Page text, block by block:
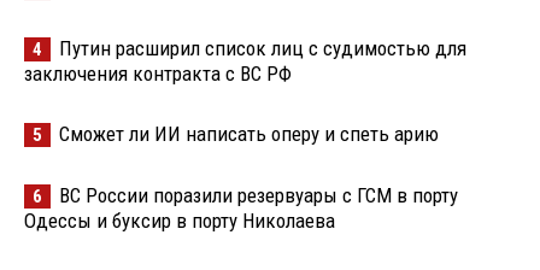
4
Путин расширил список лиц с судимостью для
заключения контракта с ВС РФ
5 Сможет ли ИИ написать оперу и спеть арию
6
ВС России поразили резервуары с ГСМ в порту
Одессы и буксир в порту Николаева